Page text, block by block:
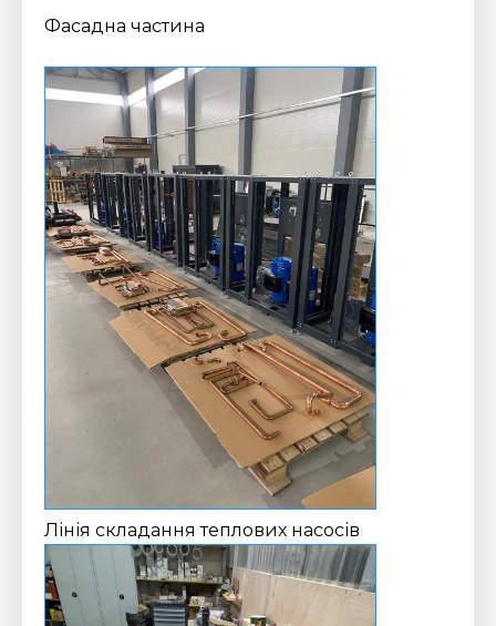
Фасадна частина
Лінія складання теплових насосів